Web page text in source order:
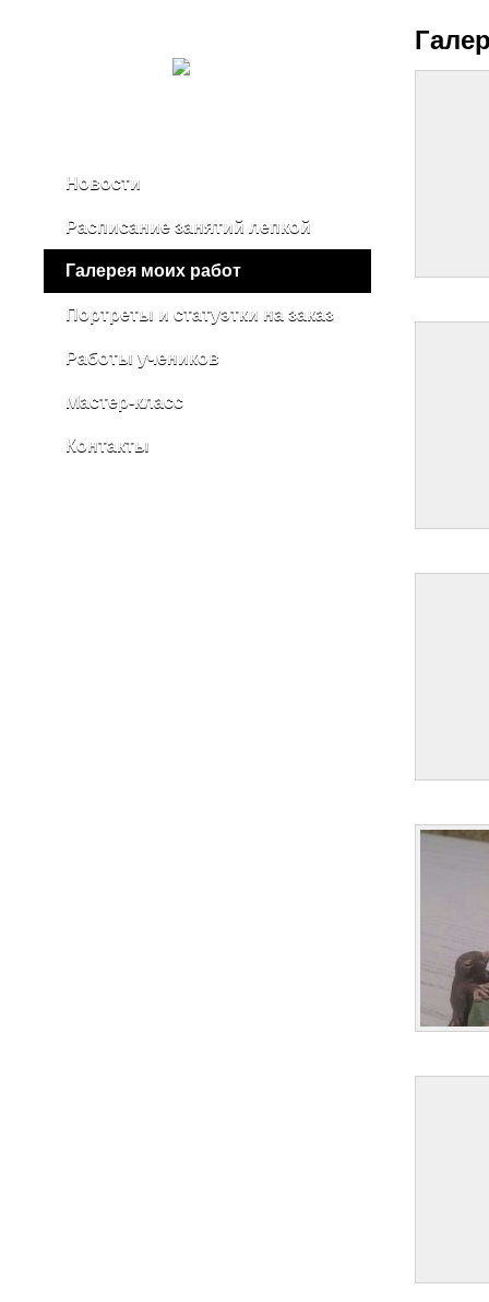
Новости
Расписание занятий лепкой
Галерея моих работ
Портреты и статуэтки на заказ
Работы учеников
Мастер-класс
Контакты